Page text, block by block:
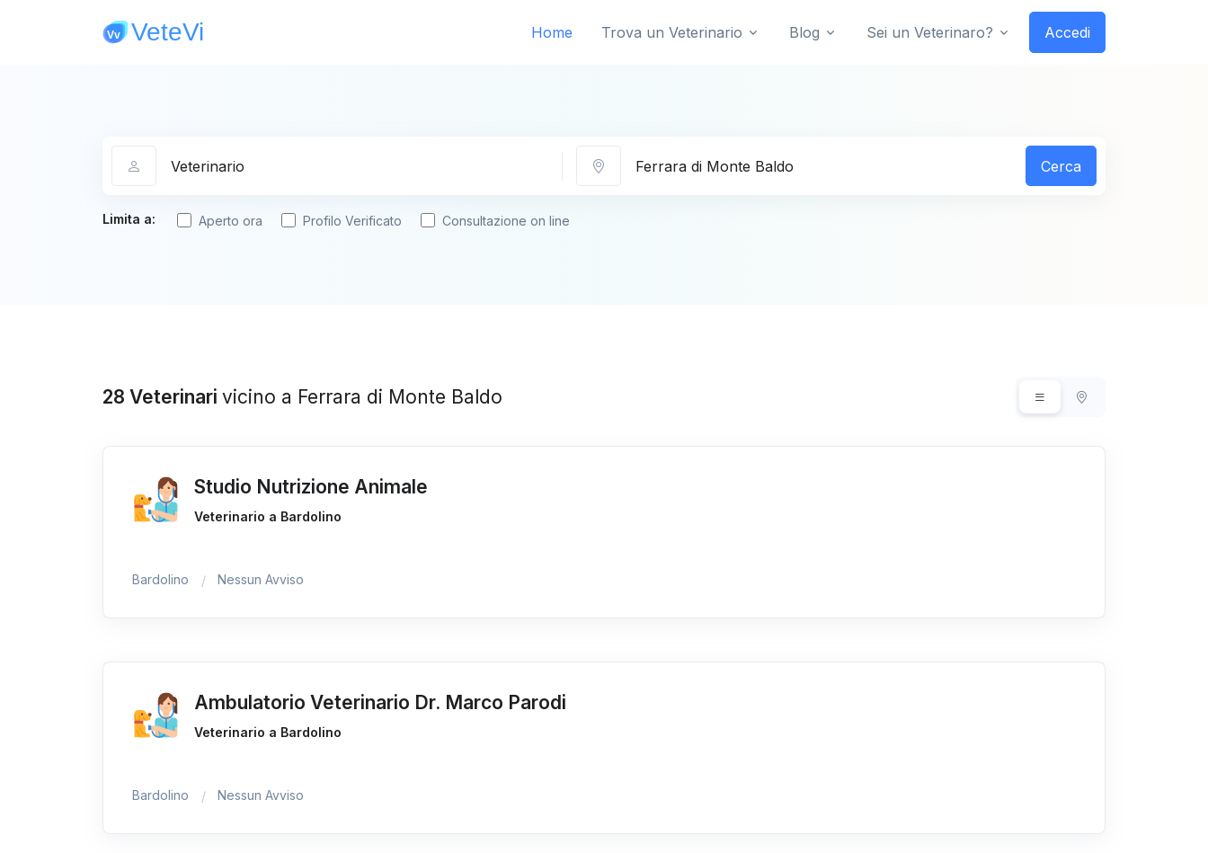
Home Trova un Veterinario Blog Sei un Veterinaro? Accedi
Cerca
Limita a: Aperto ora Profilo Verificato Consultazione on line
28 Veterinari vicino a Ferrara di Monte Baldo
Studio Nutrizione Animale
Veterinario a Bardolino
Bardolino Nessun Avviso
Ambulatorio Veterinario Dr. Marco Parodi
Veterinario a Bardolino
Bardolino Nessun Avviso